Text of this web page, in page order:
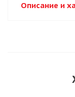
Описание и